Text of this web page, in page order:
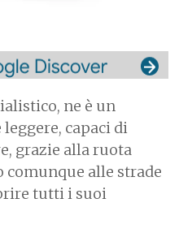
ne è un
capaci di
grazie alla ruota
comunque alle strade
tutti i suoi